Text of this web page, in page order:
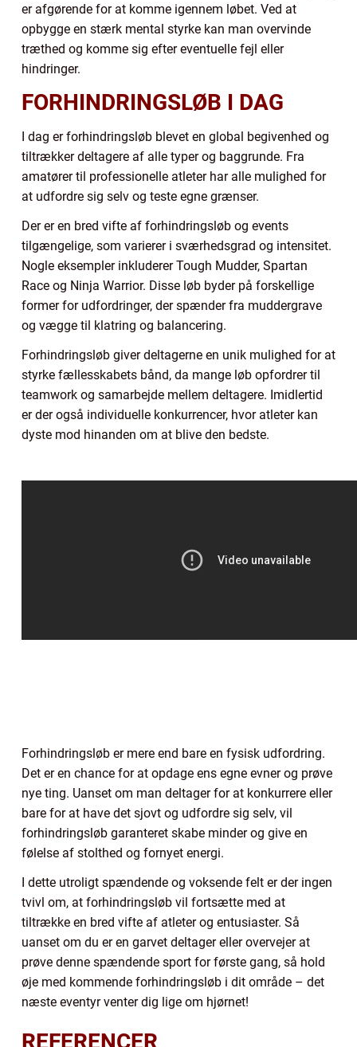
er afgørende for at komme igennem løbet. Ved at
opbygge en stærk mental styrke kan man overvinde
træthed og komme sig efter eventuelle fejl eller
hindringer.
FORHINDRINGSLØB I DAG
I dag er forhindringsløb blevet en global begivenhed og
tiltrækker deltagere af alle typer og baggrunde. Fra
amatører til professionelle atleter har alle mulighed for
at udfordre sig selv og teste egne grænser.
Der er en bred vifte af forhindringsløb og events
tilgængelige, som varierer i sværhedsgrad og intensitet.
Nogle eksempler inkluderer Tough Mudder, Spartan
Race og Ninja Warrior. Disse løb byder på forskellige
former for udfordringer, der spænder fra muddergrave
og vægge til klatring og balancering.
Forhindringsløb giver deltagerne en unik mulighed for at
styrke fællesskabets bånd, da mange løb opfordrer til
teamwork og samarbejde mellem deltagere. Imidlertid
er der også individuelle konkurrencer, hvor atleter kan
dyste mod hinanden om at blive den bedste.
Forhindringsløb er mere end bare en fysisk udfordring.
Det er en chance for at opdage ens egne evner og prøve
nye ting. Uanset om man deltager for at konkurrere eller
bare for at have det sjovt og udfordre sig selv, vil
forhindringsløb garanteret skabe minder og give en
følelse af stolthed og fornyet energi.
I dette utroligt spændende og voksende felt er der ingen
tvivl om, at forhindringsløb vil fortsætte med at
tiltrække en bred vifte af atleter og entusiaster. Så
uanset om du er en garvet deltager eller overvejer at
prøve denne spændende sport for første gang, så hold
øje med kommende forhindringsløb i dit område – det
næste eventyr venter dig lige om hjørnet!